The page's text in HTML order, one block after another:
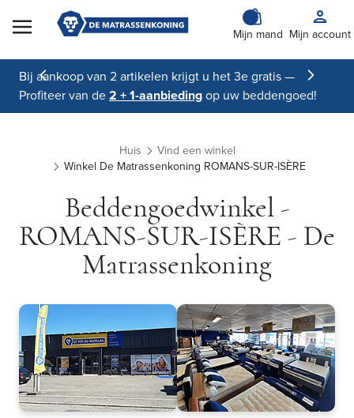
Skip to Content
Mijn mand Mijn account
Bij aankoop van 2 artikelen krijgt u het 3e gratis —
Profiteer van de2 + 1-aanbiedingop uw beddengoed!
Huis
Vind een winkel
Winkel De Matrassenkoning ROMANS-SUR-ISÈRE
Beddengoedwinkel -
ROMANS-SUR-ISÈRE - De
Matrassenkoning